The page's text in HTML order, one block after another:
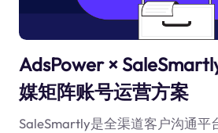
AdsPower ×
媒矩阵账号运营方案
SaleSmartly是全渠道客户沟通平